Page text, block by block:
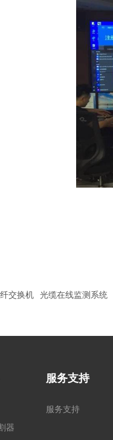
交换机 光缆在线监测系统
器
服务支持
服务支持